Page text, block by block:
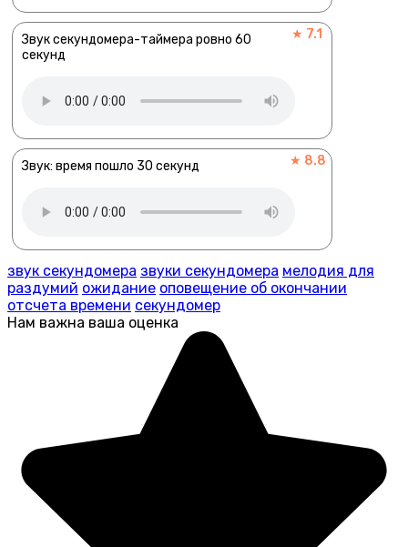
Звук секундомера-таймера ровно 60
секунд
★ 7.1
Звук: время пошло 30 секунд ★ 8.8
звук секундомера звуки секундомера мелодия для
раздумий ожидание оповещение об окончании
отсчета времени секундомер
Нам важна ваша оценка